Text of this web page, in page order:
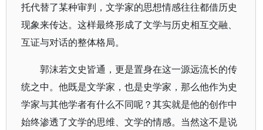
托代替了某种审判，文学家的思想情感往往都借历史
现象来传达。这样最终形成了文学与历史相互交融、
互证与对话的整体格局。
郭沫若文史皆通，更是置身在这一源远流长的传
统之中。他既是文学家，也是史学家，那么他作为史
学家与其他学者有什么不同呢？其实就是他的创作中
始终渗透了文学的思维、文学的情感。当然这不是说